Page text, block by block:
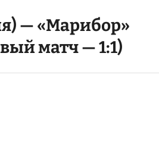
— «Марибор»
матч — 1:1)